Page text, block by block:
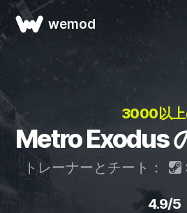
wemod
3000以上
Metro Exodus
トレーナーとチート：
4.9/5